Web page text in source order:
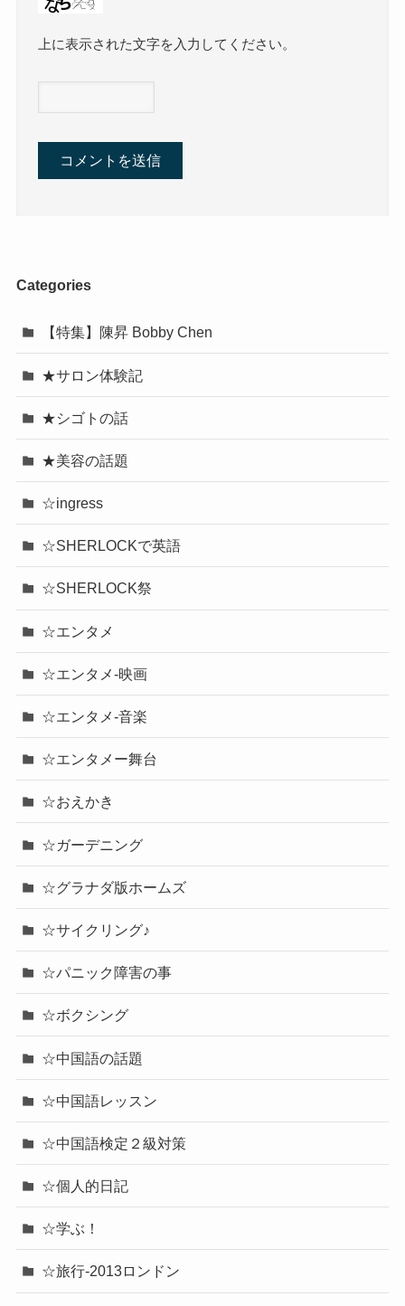
上に表示された文字を入力してください。
Categories
【特集】陳昇 Bobby Chen
★サロン体験記
★シゴトの話
★美容の話題
☆ingress
☆SHERLOCKで英語
☆SHERLOCK祭
☆エンタメ
☆エンタメ-映画
☆エンタメ-音楽
☆エンタメー舞台
☆おえかき
☆ガーデニング
☆グラナダ版ホームズ
☆サイクリング♪
☆パニック障害の事
☆ボクシング
☆中国語の話題
☆中国語レッスン
☆中国語検定２級対策
☆個人的日記
☆学ぶ！
☆旅行-2013ロンドン